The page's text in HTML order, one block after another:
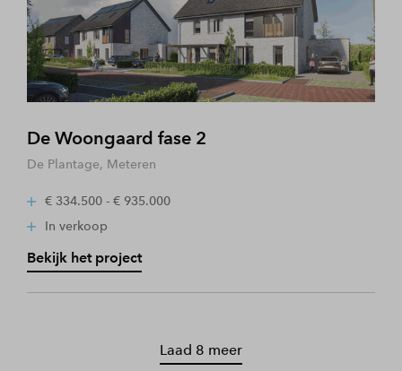
De Woongaard fase 2
De Plantage, Meteren
€ 334.500 - € 935.000
In verkoop
Bekijk het project
Laad 8 meer